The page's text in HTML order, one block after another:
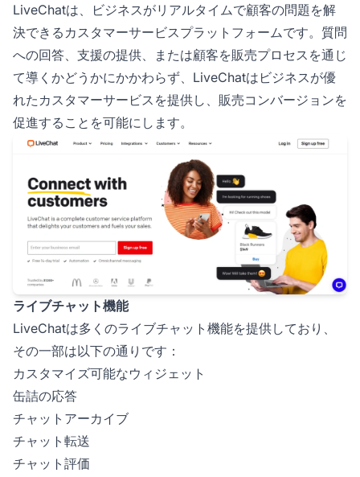
LiveChatは、ビジネスがリアルタイムで顧客の問題を解
決できるカスタマーサービスプラットフォームです。質問
への回答、支援の提供、または顧客を販売プロセスを通じ
て導くかどうかにかかわらず、LiveChatはビジネスが優
れたカスタマーサービスを提供し、販売コンバージョンを
促進することを可能にします。
ライブチャット機能
LiveChatは多くのライブチャット機能を提供しており、
その一部は以下の通りです：
カスタマイズ可能なウィジェット
缶詰の応答
チャットアーカイブ
チャット転送
チャット評価